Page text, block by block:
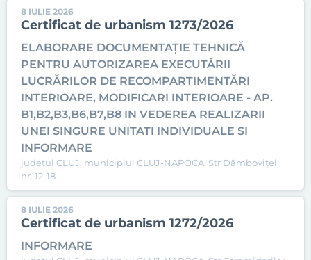
8 IULIE 2026
Certificat de urbanism 1273/2026
ELABORARE DOCUMENTAȚIE TEHNICĂ
PENTRU AUTORIZAREA EXECUTĂRII
LUCRĂRILOR DE RECOMPARTIMENTĂRI
INTERIOARE, MODIFICARI INTERIOARE - AP.
B1,B2,B3,B6,B7,B8 IN VEDEREA REALIZARII
UNEI SINGURE UNITATI INDIVIDUALE SI
INFORMARE
judetul CLUJ, municipiul CLUJ-NAPOCA, Str Dâmboviței,
nr. 12-18
8 IULIE 2026
Certificat de urbanism 1272/2026
INFORMARE